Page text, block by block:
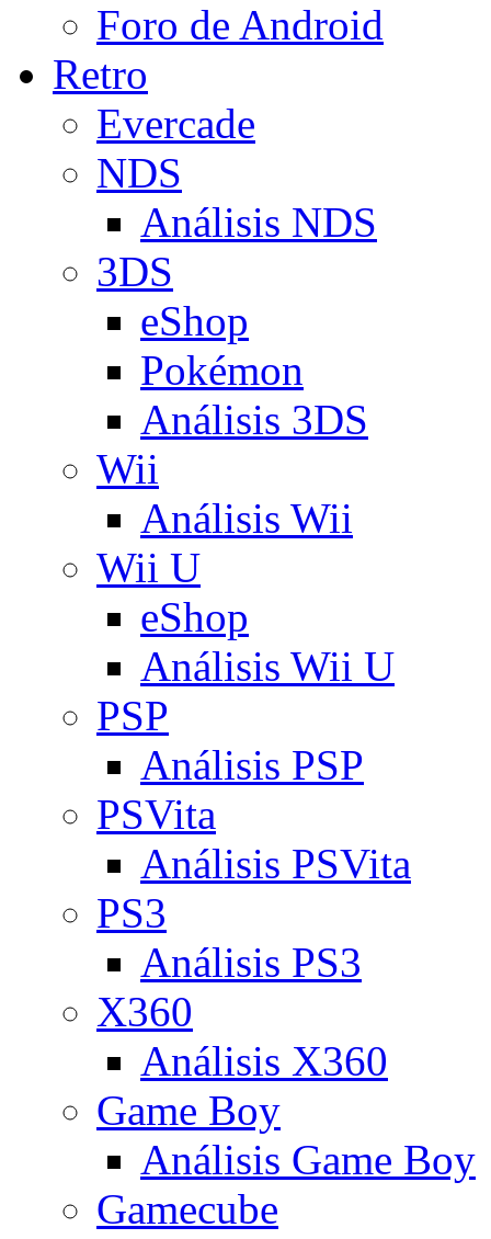
Foro de Android
Retro
Evercade
NDS
Análisis NDS
3DS
eShop
Pokémon
Análisis 3DS
Wii
Análisis Wii
Wii U
eShop
Análisis Wii U
PSP
Análisis PSP
PSVita
Análisis PSVita
PS3
Análisis PS3
X360
Análisis X360
Game Boy
Análisis Game Boy
Gamecube